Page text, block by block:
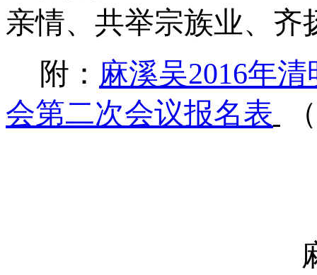
亲情、共举宗族业、齐
附： 麻溪吴2016年清
会第二次会议报名表